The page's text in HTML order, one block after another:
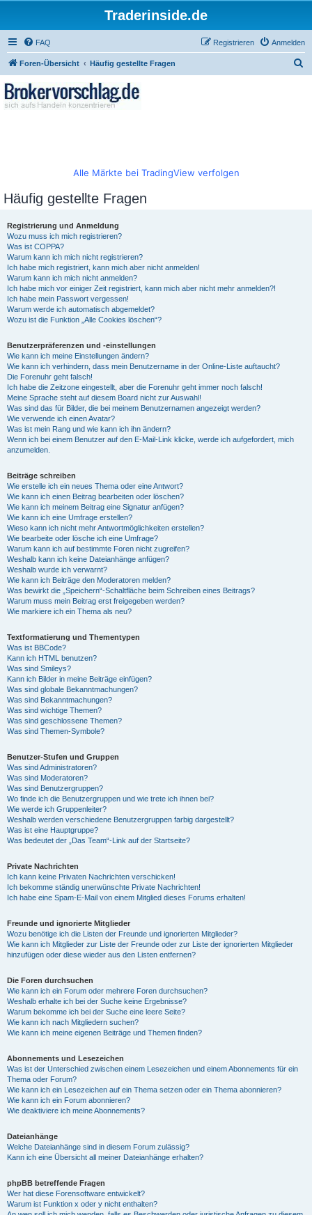
Traderinside.de
FAQ Anmelden
Registrieren
Foren-Übersicht Häufig gestellte Fragen
Alle Märkte bei TradingView verfolgen
Häufig gestellte Fragen
Registrierung und Anmeldung
Wozu muss ich mich registrieren?
Was ist COPPA?
Warum kann ich mich nicht registrieren?
Ich habe mich registriert, kann mich aber nicht anmelden!
Warum kann ich mich nicht anmelden?
Ich habe mich vor einiger Zeit registriert, kann mich aber nicht mehr anmelden?!
Ich habe mein Passwort vergessen!
Warum werde ich automatisch abgemeldet?
Wozu ist die Funktion „Alle Cookies löschen“?
Benutzerpräferenzen und -einstellungen
Wie kann ich meine Einstellungen ändern?
Wie kann ich verhindern, dass mein Benutzername in der Online-Liste auftaucht?
Die Forenuhr geht falsch!
Ich habe die Zeitzone eingestellt, aber die Forenuhr geht immer noch falsch!
Meine Sprache steht auf diesem Board nicht zur Auswahl!
Was sind das für Bilder, die bei meinem Benutzernamen angezeigt werden?
Wie verwende ich einen Avatar?
Was ist mein Rang und wie kann ich ihn ändern?
Wenn ich bei einem Benutzer auf den E-Mail-Link klicke, werde ich aufgefordert, mich
anzumelden.
Beiträge schreiben
Wie erstelle ich ein neues Thema oder eine Antwort?
Wie kann ich einen Beitrag bearbeiten oder löschen?
Wie kann ich meinem Beitrag eine Signatur anfügen?
Wie kann ich eine Umfrage erstellen?
Wieso kann ich nicht mehr Antwortmöglichkeiten erstellen?
Wie bearbeite oder lösche ich eine Umfrage?
Warum kann ich auf bestimmte Foren nicht zugreifen?
Weshalb kann ich keine Dateianhänge anfügen?
Weshalb wurde ich verwarnt?
Wie kann ich Beiträge den Moderatoren melden?
Was bewirkt die „Speichern“-Schaltfläche beim Schreiben eines Beitrags?
Warum muss mein Beitrag erst freigegeben werden?
Wie markiere ich ein Thema als neu?
Textformatierung und Thementypen
Was ist BBCode?
Kann ich HTML benutzen?
Was sind Smileys?
Kann ich Bilder in meine Beiträge einfügen?
Was sind globale Bekanntmachungen?
Was sind Bekanntmachungen?
Was sind wichtige Themen?
Was sind geschlossene Themen?
Was sind Themen-Symbole?
Benutzer-Stufen und Gruppen
Was sind Administratoren?
Was sind Moderatoren?
Was sind Benutzergruppen?
Wo finde ich die Benutzergruppen und wie trete ich ihnen bei?
Wie werde ich Gruppenleiter?
Weshalb werden verschiedene Benutzergruppen farbig dargestellt?
Was ist eine Hauptgruppe?
Was bedeutet der „Das Team“-Link auf der Startseite?
Private Nachrichten
Ich kann keine Privaten Nachrichten verschicken!
Ich bekomme ständig unerwünschte Private Nachrichten!
Ich habe eine Spam-E-Mail von einem Mitglied dieses Forums erhalten!
Freunde und ignorierte Mitglieder
Wozu benötige ich die Listen der Freunde und ignorierten Mitglieder?
Wie kann ich Mitglieder zur Liste der Freunde oder zur Liste der ignorierten Mitglieder
hinzufügen oder diese wieder aus den Listen entfernen?
Die Foren durchsuchen
Wie kann ich ein Forum oder mehrere Foren durchsuchen?
Weshalb erhalte ich bei der Suche keine Ergebnisse?
Warum bekomme ich bei der Suche eine leere Seite?
Wie kann ich nach Mitgliedern suchen?
Wie kann ich meine eigenen Beiträge und Themen finden?
Abonnements und Lesezeichen
Was ist der Unterschied zwischen einem Lesezeichen und einem Abonnements für ein
Thema oder Forum?
Wie kann ich ein Lesezeichen auf ein Thema setzen oder ein Thema abonnieren?
Wie kann ich ein Forum abonnieren?
Wie deaktiviere ich meine Abonnements?
Dateianhänge
Welche Dateianhänge sind in diesem Forum zulässig?
Kann ich eine Übersicht all meiner Dateianhänge erhalten?
phpBB betreffende Fragen
Wer hat diese Forensoftware entwickelt?
Warum ist Funktion x oder y nicht enthalten?